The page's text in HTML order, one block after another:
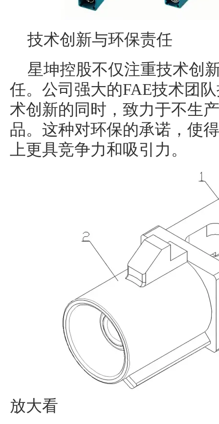
技术创新与环保责任
星坤控股不仅注重技术创
任。公司强大的FAE技术团
术创新的同时，致力于不生
品。这种对环保的承诺，使
上更具竞争力和吸引力。
放大看